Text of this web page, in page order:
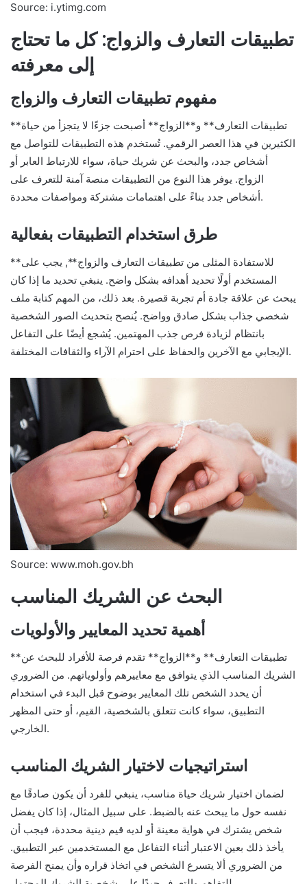
Source: i.ytimg.com
تطبيقات التعارف والزواج: كل ما تحتاج
إلى معرفته
مفهوم تطبيقات التعارف والزواج
**تطبيقات التعارف** و**الزواج** أصبحت جزءًا لا يتجزأ من حياة
الكثيرين في هذا العصر الرقمي. تُستخدم هذه التطبيقات للتواصل مع
أشخاص جدد، والبحث عن شريك حياة، سواء للارتباط العابر أو
الزواج. يوفر هذا النوع من التطبيقات منصة آمنة للتعرف على
أشخاص جدد بناءً على اهتمامات مشتركة ومواصفات محددة.
طرق استخدام التطبيقات بفعالية
**للاستفادة المثلى من تطبيقات التعارف والزواج**, يجب على
المستخدم أولًا تحديد أهدافه بشكل واضح. ينبغي تحديد ما إذا كان
يبحث عن علاقة جادة أم تجربة قصيرة. بعد ذلك، من المهم كتابة ملف
شخصي جذاب بشكل صادق وواضح. يُنصح بتحديث الصور الشخصية
بانتظام لزيادة فرص جذب المهتمين. يُشجع أيضًا على التفاعل
الإيجابي مع الآخرين والحفاظ على احترام الآراء والثقافات المختلفة.
Source: www.moh.gov.bh
البحث عن الشريك المناسب
أهمية تحديد المعايير والأولويات
**تطبيقات التعارف** و**الزواج** تقدم فرصة للأفراد للبحث عن
الشريك المناسب الذي يتوافق مع معاييرهم وأولوياتهم. من الضروري
أن يحدد الشخص تلك المعايير بوضوح قبل البدء في استخدام
التطبيق، سواء كانت تتعلق بالشخصية، القيم، أو حتى المظهر
الخارجي.
استراتيجيات لاختيار الشريك المناسب
لضمان اختيار شريك حياة مناسب، ينبغي للفرد أن يكون صادقًا مع
نفسه حول ما يبحث عنه بالضبط. على سبيل المثال، إذا كان يفضل
شخص يشترك في هواية معينة أو لديه قيم دينية محددة، فيجب أن
يأخذ ذلك بعين الاعتبار أثناء التفاعل مع المستخدمين عبر التطبيق.
من الضروري ألا يتسرع الشخص في اتخاذ قراره وأن يمنح الفرصة